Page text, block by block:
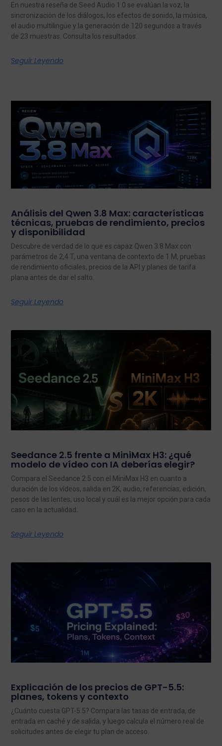
En nuestra reseña de Seed Audio 1.0 se evalúan la voz, la
sincronización de los diálogos, los efectos de sonido, la música,
el audio multilingüe y la generación de 120 segundos a través
de 23 muestras. Consulta los resultados.
Seguir Leyendo
Análisis del Qwen 3.8 Max: características
técnicas, pruebas de rendimiento, precios
y disponibilidad
Descubre de verdad de lo que es capaz Qwen 3.8 Max con
parámetros de 2,4 T, una ventana de contexto de 1 M, pruebas
de rendimiento oficiales, precios de la API y planes de tarifa
plana antes de dar el salto.
Seguir Leyendo
Seedance 2.5 frente a MiniMax H3: ¿qué
modelo de vídeo con IA deberías elegir?
Compara el Seedance 2.5 con el MiniMax H3 en cuanto a
duración de los vídeos, salida en 2K, audio, referencias, edición,
pesos de las lentes, uso local y cuál es la mejor opción para cada
caso en la actualidad.
Seguir Leyendo
Explicación de los precios de GPT-5.5:
planes, tokens y contexto
¿Cuánto cuesta GPT-5.5? Compara las tasas de entrada, de
entrada en caché y de salida, y luego calcula el número real de
solicitudes antes de elegir tu plan de acceso.